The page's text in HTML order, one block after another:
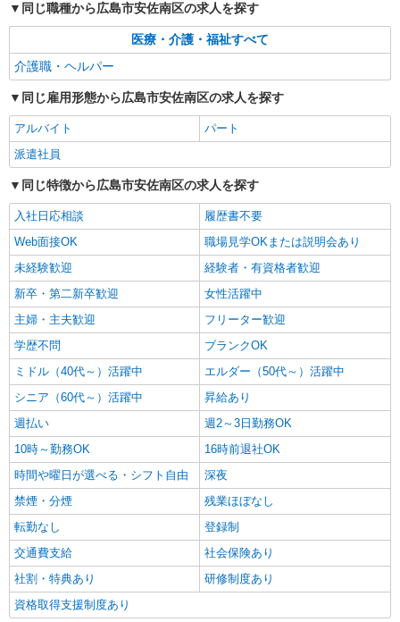
通費全支給(ガソリン代含む)＞
広島市安佐南区
キープ
株式会社kotrio /●HR-H-1880294
がい者支援STAFF
時給1450円〜1937円 ＜日払い有/週払い有/交
通費全支給(ガソリン代含む)＞
広島市安佐南区内に多数
詳細を見る
派遣社員
（株）ウィルオブ・ワークCW 広島支店/ms340101
時給1450円 ◆前払い・日払い・週払いOK
広島県広島市安佐南区
キープ 詳細を見る
派遣社員
株式会社kotrio /●HR-H-1878357
＜デイサービス/上安駅＞面接なし！最短3日で
仕事スタート可◎
時給1450円〜1937円 ＜日払い有/週払い有/交
通費全支給(ガソリン代含む)＞
広島市安佐南区内に多数
同じ職種から広島市安佐南区の求人を探す
医療・介護・福祉すべて
介護職・ヘルパー
同じ雇用形態から広島市安佐南区の求人を探す
アルバイト
パート
派遣社員
同じ特徴から広島市安佐南区の求人を探す
入社日応相談
履歴書不要
Web面接OK
職場見学OKまたは説明会あり
未経験歓迎
経験者・有資格者歓迎
新卒・第二新卒歓迎
女性活躍中
主婦・主夫歓迎
フリーター歓迎
学歴不問
ブランクOK
ミドル（40代～）活躍中
エルダー（50代～）活躍中
シニア（60代～）活躍中
昇給あり
週払い
週2～3日勤務OK
10時～勤務OK
16時前退社OK
時間や曜日が選べる・シフト自由
深夜
禁煙・分煙
残業ほぼなし
転勤なし
登録制
交通費支給
社会保険あり
社割・特典あり
研修制度あり
資格取得支援制度あり